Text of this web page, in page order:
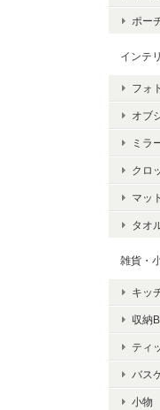
ポー
インテ
フォ
オブ
ミラ
クロ
マット
タオ
雑貨・
キッ
収納
ティ
バス
小物